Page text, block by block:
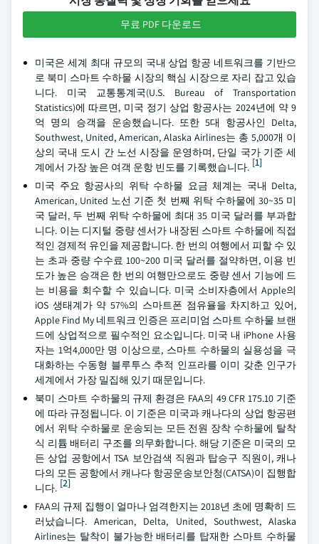
무료 PDF 다운로드
미국은 세계 최대 규모의 국내 상업 항공 네트워크를 기반으
로 북미 스마트 수하물 시장의 핵심 시장으로 자리 잡고 있습
니다. 미국 교통통계국(U.S. Bureau of Transportation
Statistics)에 따르면, 미국 정기 상업 항공사는 2024년에 약 9
억 명의 승객을 운송했습니다. 또한 5대 항공사인 Delta,
Southwest, United, American, Alaska Airlines는 총 5,000개 이
상의 국내 도시 간 노선 시장을 운영하며, 단일 국가 기준 세
계에서 가장 높은 여객 운항 빈도를 기록했습니다. [1]
미국 주요 항공사의 위탁 수하물 요금 체계는 국내 Delta,
American, United 노선 기준 첫 번째 위탁 수하물에 30~35 미
국 달러, 두 번째 위탁 수하물에 최대 35 미국 달러를 부과합
니다. 이는 디지털 중량 센서가 내장된 스마트 수하물에 직접
적인 경제적 유인을 제공합니다. 한 번의 여행에서 피할 수 있
는 초과 중량 수수료 100~200 미국 달러를 절약하면, 이용 빈
도가 높은 승객은 한 번의 여행만으로도 중량 센서 기능에 드
는 비용을 회수할 수 있습니다. 미국 소비자층에서 Apple의
iOS 생태계가 약 57%의 스마트폰 점유율을 차지하고 있어,
Apple Find My 네트워크 인증은 프리미엄 스마트 수하물 브랜
드에 상업적으로 필수적인 요소입니다. 미국 내 iPhone 사용
자는 1억4,000만 명 이상으로, 스마트 수하물의 실용성을 극
대화하는 수동형 블루투스 추적 인프라를 이미 갖춘 인구가
세계에서 가장 밀집해 있기 때문입니다.
북미 스마트 수하물의 규제 환경은 FAA의 49 CFR 175.10 기준
에 따라 규정됩니다. 이 기준은 미국과 캐나다의 상업 항공편
에서 위탁 수하물로 운송되는 모든 전원 장착 수하물에 탈착
식 리튬 배터리 구조를 의무화합니다. 해당 기준은 미국의 모
든 상업 공항에서 TSA 보안검색 직원과 탑승구 직원이, 캐나
다의 모든 공항에서 캐나다 항공운송보안청(CATSA)이 집행합
니다. [2]
FAA의 규제 집행이 얼마나 엄격한지는 2018년 초에 명확히 드
러났습니다. American, Delta, United, Southwest, Alaska
Airlines는 탈착이 불가능한 배터리를 탑재한 스마트 수하물